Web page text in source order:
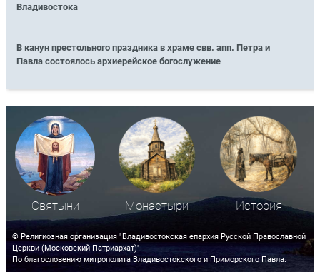
Владивостока
В канун престольного праздника в храме свв. апп. Петра и
Павла состоялось архиерейское богослужение
Святыни Монастыри История
© Религиозная организация "Владивостокская епархия Русской Православной
Церкви (Московский Патриархат)"
По благословению митрополита Владивостокского и Приморского Павла.